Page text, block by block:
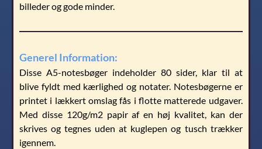
billeder og gode minder.
Generel Information:
Disse A5-notesbøger indeholder 80 sider, klar til at
blive fyldt med kærlighed og notater. Notesbøgerne er
printet i lækkert omslag fås i flotte matterede udgaver.
Med disse 120g/m2 papir af en høj kvalitet, kan der
skrives og tegnes uden at kuglepen og tusch trækker
igennem.